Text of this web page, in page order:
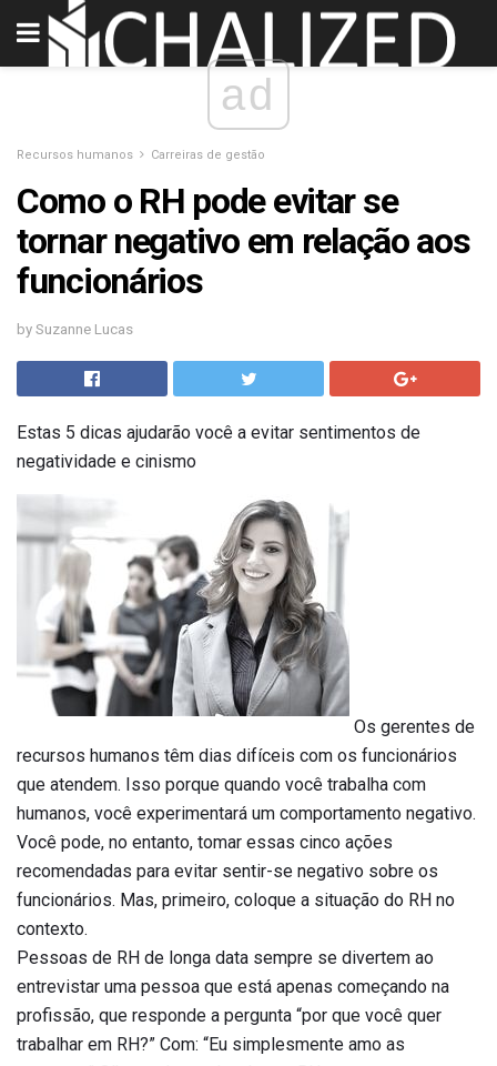
ad
Recursos humanos Carreiras de gestão
Como o RH pode evitar se
tornar negativo em relação aos
funcionários
by Suzanne Lucas
Estas 5 dicas ajudarão você a evitar sentimentos de
negatividade e cinismo
Os gerentes de
recursos humanos têm dias difíceis com os funcionários
que atendem. Isso porque quando você trabalha com
humanos, você experimentará um comportamento negativo.
Você pode, no entanto, tomar essas cinco ações
recomendadas para evitar sentir-se negativo sobre os
funcionários. Mas, primeiro, coloque a situação do RH no
contexto.
Pessoas de RH de longa data sempre se divertem ao
entrevistar uma pessoa que está apenas começando na
profissão, que responde a pergunta “por que você quer
trabalhar em RH?” Com: “Eu simplesmente amo as